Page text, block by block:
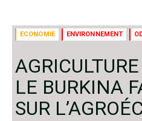
ECONOMIE ENVIRONNEMENT
LE BURKINA
SUR